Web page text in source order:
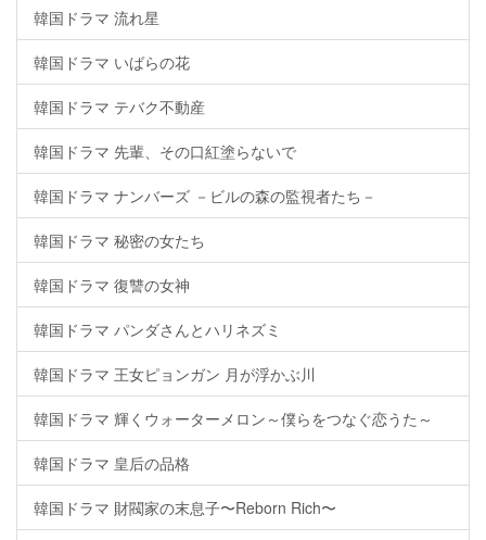
韓国ドラマ 流れ星
韓国ドラマ いばらの花
韓国ドラマ テバク不動産
韓国ドラマ 先輩、その口紅塗らないで
韓国ドラマ ナンバーズ －ビルの森の監視者たち－
韓国ドラマ 秘密の女たち
韓国ドラマ 復讐の女神
韓国ドラマ パンダさんとハリネズミ
韓国ドラマ 王女ピョンガン 月が浮かぶ川
韓国ドラマ 輝くウォーターメロン～僕らをつなぐ恋うた～
韓国ドラマ 皇后の品格
韓国ドラマ 財閥家の末息子〜Reborn Rich〜